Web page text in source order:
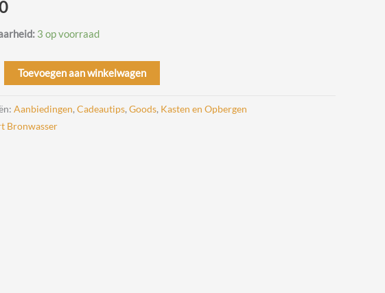
3 op voorraad
Toevoegen aan winkelwagen
Aanbiedingen, Cadeautips, Goods, Kasten en Opbergen
Bronwasser